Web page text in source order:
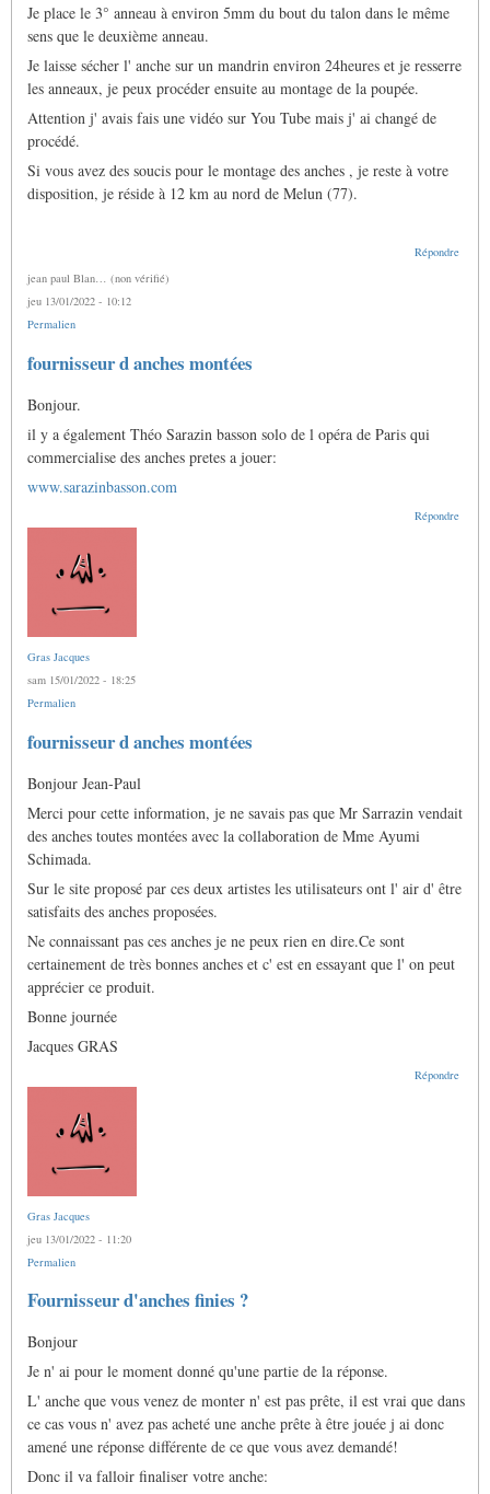
Je place le 3° anneau à environ 5mm du bout du talon dans le même
sens que le deuxième anneau.
Je laisse sécher l' anche sur un mandrin environ 24heures et je resserre
les anneaux, je peux procéder ensuite au montage de la poupée.
Attention j' avais fais une vidéo sur You Tube mais j' ai changé de
procédé.
Si vous avez des soucis pour le montage des anches , je reste à votre
disposition, je réside à 12 km au nord de Melun (77).
Répondre
jean paul Blan… (non vérifié)
jeu 13/01/2022 - 10:12
Permalien
En
réponse
Fournisseur
finies
?
Gras
fournisseur d anches montées
Bonjour.
il y a également Théo Sarazin basson solo de l opéra de Paris qui
commercialise des anches pretes a jouer:
www.sarazinbasson.com
Répondre
Gras Jacques
sam 15/01/2022 - 18:25
Permalien
En
réponse
fournisseur
anches
montées
jean
paul
Blan…
(non
fournisseur d anches montées
Bonjour Jean-Paul
Merci pour cette information, je ne savais pas que Mr Sarrazin vendait
des anches toutes montées avec la collaboration de Mme Ayumi
Schimada.
Sur le site proposé par ces deux artistes les utilisateurs ont l' air d' être
satisfaits des anches proposées.
Ne connaissant pas ces anches je ne peux rien en dire.Ce sont
certainement de très bonnes anches et c' est en essayant que l' on peut
apprécier ce produit.
Bonne journée
Jacques GRAS
Répondre
Gras Jacques
jeu 13/01/2022 - 11:20
Permalien
Fournisseur d'anches finies ?
Bonjour
Je n' ai pour le moment donné qu'une partie de la réponse.
L' anche que vous venez de monter n' est pas prête, il est vrai que dans
ce cas vous n' avez pas acheté une anche prête à être jouée j ai donc
amené une réponse différente de ce que vous avez demandé!
Donc il va falloir finaliser votre anche: